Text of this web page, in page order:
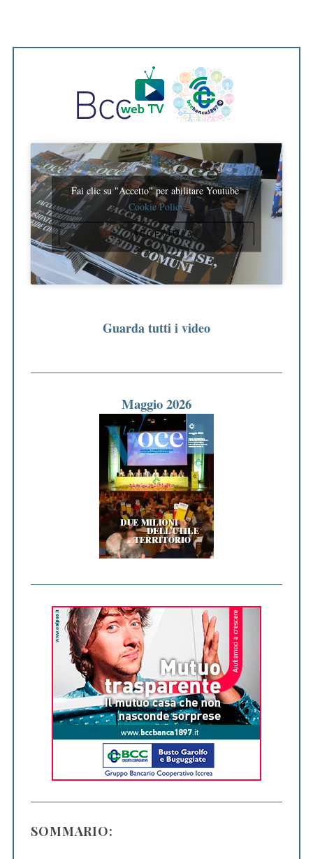
Fai clic su "Accetto" per abilitare Youtube
Cookie Policy
ACCETTO
Guarda tutti i video
Maggio 2026
SOMMARIO: